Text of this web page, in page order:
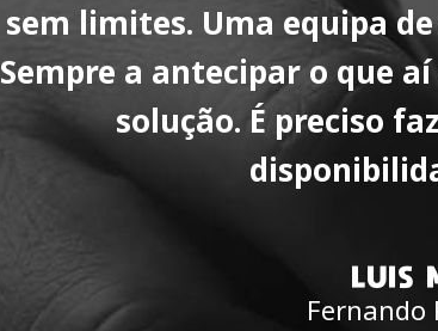
sem limites. Uma equipa
Sempre a antecipar o que
solução. É preciso
LUIS
Fernando